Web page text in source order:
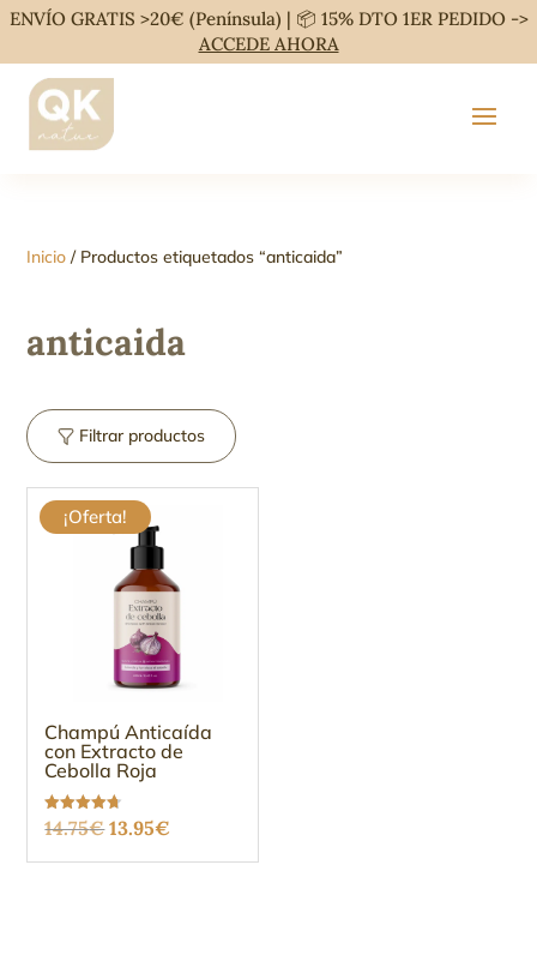
ENVÍO GRATIS >20€ (Península) | 📦 15% DTO 1ER PEDIDO ->
ACCEDE AHORA
Inicio / Productos etiquetados “anticaida”
anticaida
Filtrar productos
¡Oferta!
Champú Anticaída
con Extracto de
Cebolla Roja
Valorado
con
de 5
14.75€El
precio
13.95€
precio